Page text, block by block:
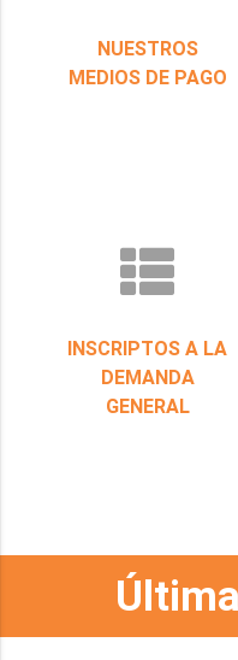
NUESTROS
MEDIOS DE PAGO
INSCRIPTOS A LA
DEMANDA
GENERAL